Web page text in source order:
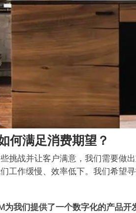
何满足消费期望？
挑战并让客户满意，我们需要做
工作缓慢、效率低下。我们希望
为我们提供了一个数字化的产品开